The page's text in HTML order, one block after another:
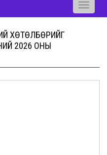
Toggle
ХӨТӨЛБӨРИЙГ
2026 ОНЫ